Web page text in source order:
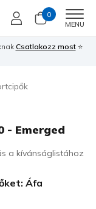
0
MENU
Csatlakozz most⭐
- Emerged
a kívánságlistához
Áfa